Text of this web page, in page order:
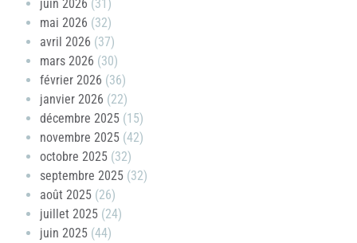
juin 2026 (31)
mai 2026 (32)
avril 2026 (37)
mars 2026 (30)
février 2026 (36)
janvier 2026 (22)
décembre 2025 (15)
novembre 2025 (42)
octobre 2025 (32)
septembre 2025 (32)
août 2025 (26)
juillet 2025 (24)
juin 2025 (44)